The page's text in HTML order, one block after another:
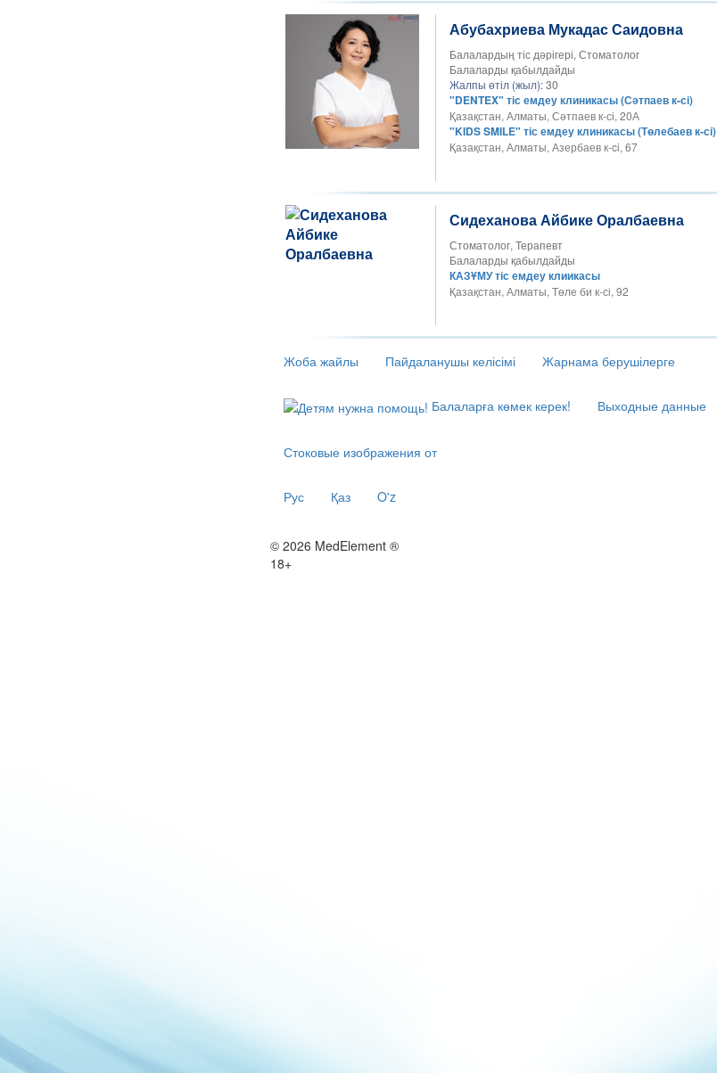
Абубахриева Мукадас Саидовна
Балалардың тіс дәрігері, Стоматолог
Балаларды қабылдайды
Жалпы өтіл (жыл):30
"DENTEX" тіс емдеу клиникасы (Сәтпаев к-сі)
Қазақстан, Алматы, Сәтпаев к-сі, 20А
"KIDS SMILE" тіс емдеу клиникасы (Төлебаев к-сі)
Қазақстан, Алматы, Азербаев к-ci, 67
Сидеханова Айбике Оралбаевна
Стоматолог, Терапевт
Балаларды қабылдайды
КАЗҰМУ тіс емдеу клиикасы
Қазақстан, Алматы, Төле би к-сі, 92
Жоба жайлы Пайдаланушы келісімі Жарнама берушілерге
Балаларға көмек керек! Выходные данные
Стоковые изображения от
Рус Қаз O'z
© 2026 MedElement ®
18+